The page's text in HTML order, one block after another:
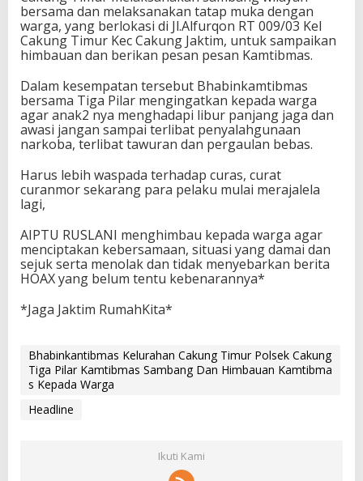
bersama dan melaksanakan tatap muka dengan
warga, yang berlokasi di Jl.Alfurqon RT 009/03 Kel
Cakung Timur Kec Cakung Jaktim, untuk sampaikan
himbauan dan berikan pesan pesan Kamtibmas.
Dalam kesempatan tersebut Bhabinkamtibmas
bersama Tiga Pilar mengingatkan kepada warga
agar anak2 nya menghadapi libur panjang jaga dan
awasi jangan sampai terlibat penyalahgunaan
narkoba, terlibat tawuran dan pergaulan bebas.
Harus lebih waspada terhadap curas, curat
curanmor sekarang para pelaku mulai merajalela
lagi,
AIPTU RUSLANI menghimbau kepada warga agar
menciptakan kebersamaan, situasi yang damai dan
sejuk serta menolak dan tidak menyebarkan berita
HOAX yang belum tentu kebenarannya*
*Jaga Jaktim RumahKita*
Bhabinkantibmas Kelurahan Cakung Timur Polsek Cakung
Tiga Pilar Kamtibmas Sambang Dan Himbauan Kamtibma
s Kepada Warga
Headline
Ikuti Kami